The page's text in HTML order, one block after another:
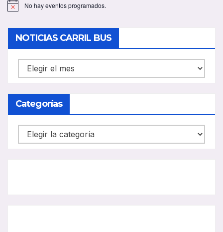
No hay eventos programados.
NOTICIAS CARRIL BUS
NOTICIAS
CARRIL
BUS
Categorías
Categorías